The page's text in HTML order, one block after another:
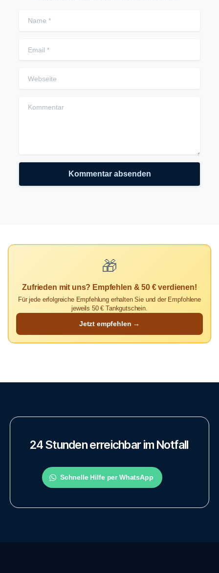
Name
Kommentar
🎁
Zufrieden mit uns? Empfehlen & 50 € verdienen!
Für jede erfolgreiche Empfehlung erhalten Sie und der Empfohlene
jeweils 50 € Tankgutschein.
Jetzt empfehlen →
24Stundenerreichbarim Notfall
Schnelle Hilfe per WhatsApp